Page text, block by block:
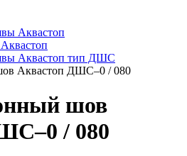
Аквастоп
Аквастоп тип ДШС
Аквастоп ДШС–0 / 080
шов
/ 080